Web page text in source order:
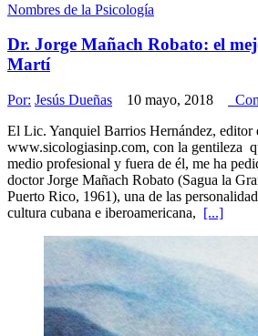
Nombres de la Psicología
Dr. Jorge Mañach Robato: el
Martí
Por: Jesús Dueñas 10 mayo, 2018
El Lic. Yanquiel Barrios Hernández, editor
www.sicologiasinp.com, con la gentileza
medio profesional y fuera de él, me ha
doctor Jorge Mañach Robato (Sagua la
Puerto Rico, 1961), una de las
cultura cubana e iberoamericana, [...]